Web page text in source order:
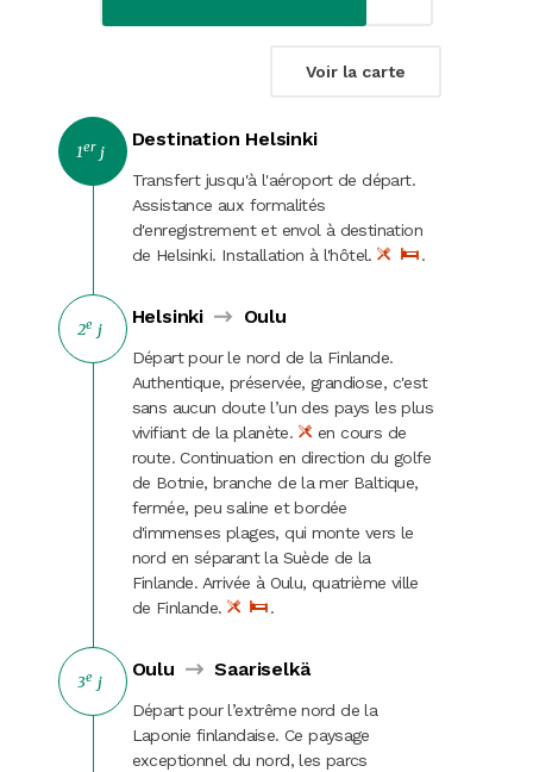
Spectacles
Music-Hall et cabarets
Fêtes et marchés de Noël
St-Sylvestre
Carnaval
Randonnées
Voir la carte
1er j
Destination Helsinki
Transfert jusqu'à l'aéroport de départ.
Assistance aux formalités
d'enregistrement et envol à destination
de Helsinki. Installation à l'hôtel.
.
2e j
Helsinki Oulu
Départ pour le nord de la Finlande.
Authentique, préservée, grandiose, c'est
sans aucun doute l’un des pays les plus
vivifiant de la planète.
en cours de
route. Continuation en direction du golfe
de Botnie, branche de la mer Baltique,
fermée, peu saline et bordée
d'immenses plages, qui monte vers le
nord en séparant la Suède de la
Finlande. Arrivée à Oulu, quatrième ville
de Finlande.
.
3e j
Oulu Saariselkä
Départ pour l’extrême nord de la
Laponie finlandaise. Ce paysage
exceptionnel du nord, les parcs